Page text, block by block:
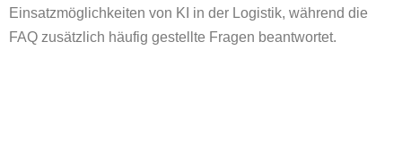
Einsatzmöglichkeiten von KI in der Logistik, während die
FAQ zusätzlich häufig gestellte Fragen beantwortet.